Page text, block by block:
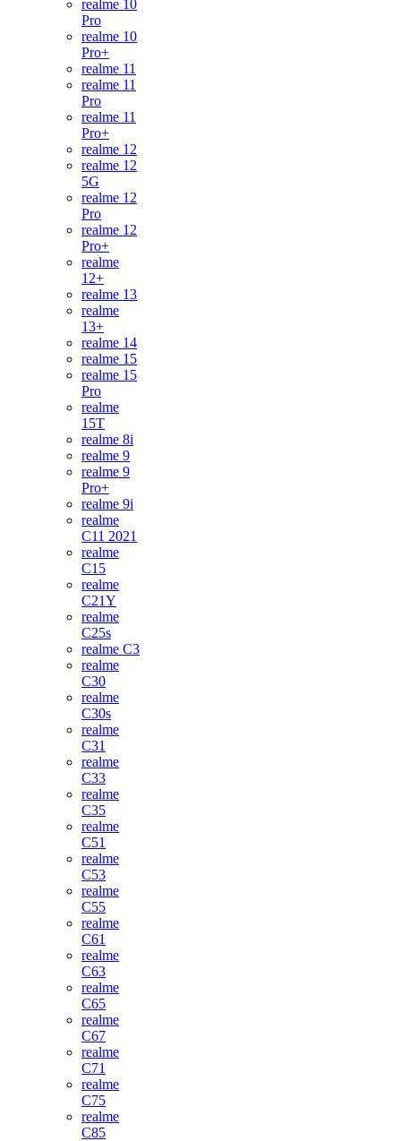
realme 10
Pro
realme 10
Pro+
realme 11
realme 11
Pro
realme 11
Pro+
realme 12
realme 12
5G
realme 12
Pro
realme 12
Pro+
realme
12+
realme 13
realme
13+
realme 14
realme 15
realme 15
Pro
realme
15T
realme 8i
realme 9
realme 9
Pro+
realme 9i
realme
C11 2021
realme
C15
realme
C21Y
realme
C25s
realme C3
realme
C30
realme
C30s
realme
C31
realme
C33
realme
C35
realme
C51
realme
C53
realme
C55
realme
C61
realme
C63
realme
C65
realme
C67
realme
C71
realme
C75
realme
C85